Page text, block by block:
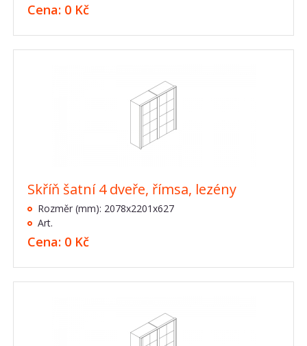
Cena: 0 Kč
Skříň šatní 4 dveře, římsa, lezény
Rozměr (mm): 2078x2201x627
Art.
Cena: 0 Kč